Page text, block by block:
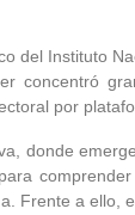
del Instituto
concentró
por
donde
Frente a ello,